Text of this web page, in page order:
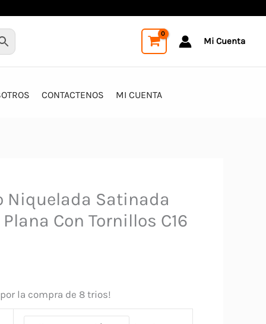
Mi Cuenta
CONTACTENOS MI CUENTA
Niquelada Satinada
Con Tornillos C16
la compra de 8 trios!